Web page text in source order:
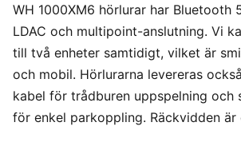
WH 1000XM6 hörlurar har Bluetooth
LDAC och multipoint-anslutning. Vi
till två enheter samtidigt, vilket är
och mobil. Hörlurarna levereras
kabel för trådburen uppspelning och
för enkel parkoppling. Räckvidden är